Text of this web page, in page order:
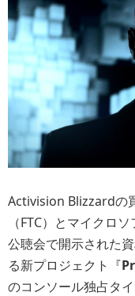
Activision Blizzardの
（FTC）とマイクロ
公聴会で開示された
る新プロジェクト『
のコンソール独占タ